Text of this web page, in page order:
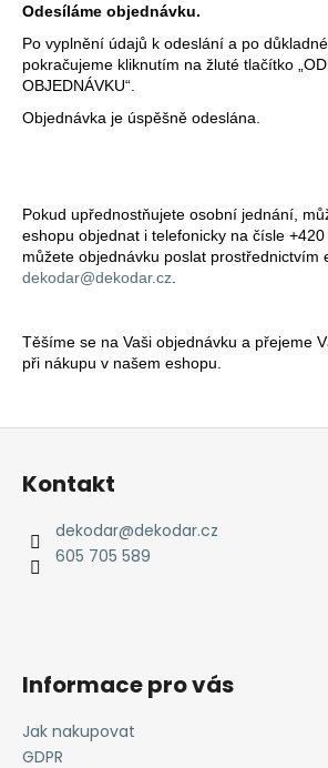
Odesíláme objednávku.
Po vyplnění údajů k odeslání a po
pokračujeme kliknutím na žluté tlačítko
OBJEDNÁVKU“.
Objednávka je úspěšně odeslána.
Pokud upřednostňujete osobní jednání,
eshopu objednat i telefonicky na čísle
můžete objednávku poslat prostřednictvím
dekodar@dekodar.cz
Těšíme se na Vaši objednávku a přejeme
při nákupu v našem eshopu.
VĚNEC
22
CM
-
SKLADEM
1
KS
Z
Kontakt
dekodar@dekodar.cz
605 705 589
Informace pro vás
Jak nakupovat
GDPR